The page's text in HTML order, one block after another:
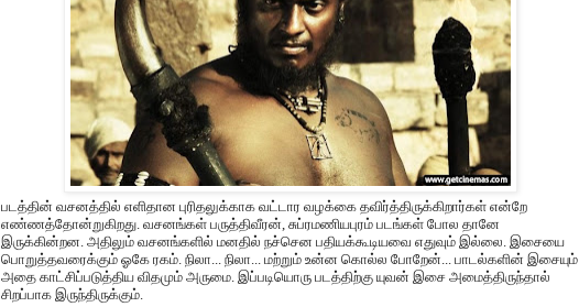
படத்தின் வசனத்தில் எளிதான புரிதலுக்காக வட்டார வழக்கை தவிர்த்திருக்கிறார்கள் என்றே
எண்ணத்தோன்றுகிறது. வசனங்கள் பருத்திவீரன், சுப்ரமணியபுரம் படங்கள் போல தானே
இருக்கின்றன. அதிலும் வசனங்களில் மனதில் நச்சென பதியக்கூடியவை எதுவும் இல்லை. இசையை
பொறுத்தவரைக்கும் ஓகே ரகம். நிலா... நிலா... மற்றும் உன்ன கொல்ல போறேன்... பாடல்களின் இசையும்
அதை காட்சிப்படுத்திய விதமும் அருமை. இப்படியொரு படத்திற்கு யுவன் இசை அமைத்திருந்தால்
சிறப்பாக இருந்திருக்கும்.